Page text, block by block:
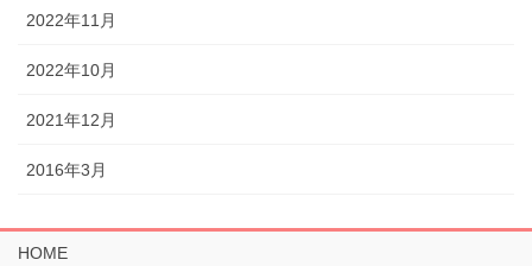
2022年11月
2022年10月
2021年12月
2016年3月
HOME